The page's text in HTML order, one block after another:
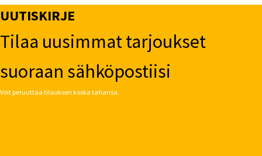
UUTISKIRJE
Tilaa uusimmat tarjoukset
suoraan sähköpostiisi
Voit peruuttaa tilauksen koska tahansa.